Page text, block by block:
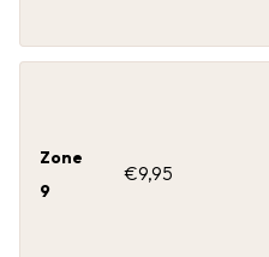
Zone
9
€9,95